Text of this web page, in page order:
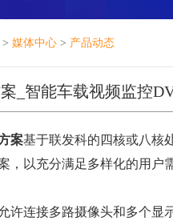
> 媒体中心 > 产品动态
_智能车载视频监控
案基于联发科的四核或八核
，以充分满足多样化的用户
连接多路摄像头和多个显示